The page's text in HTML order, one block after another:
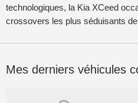
technologiques, la Kia XCeed
crossovers les plus séduisants
Mes derniers véhicules